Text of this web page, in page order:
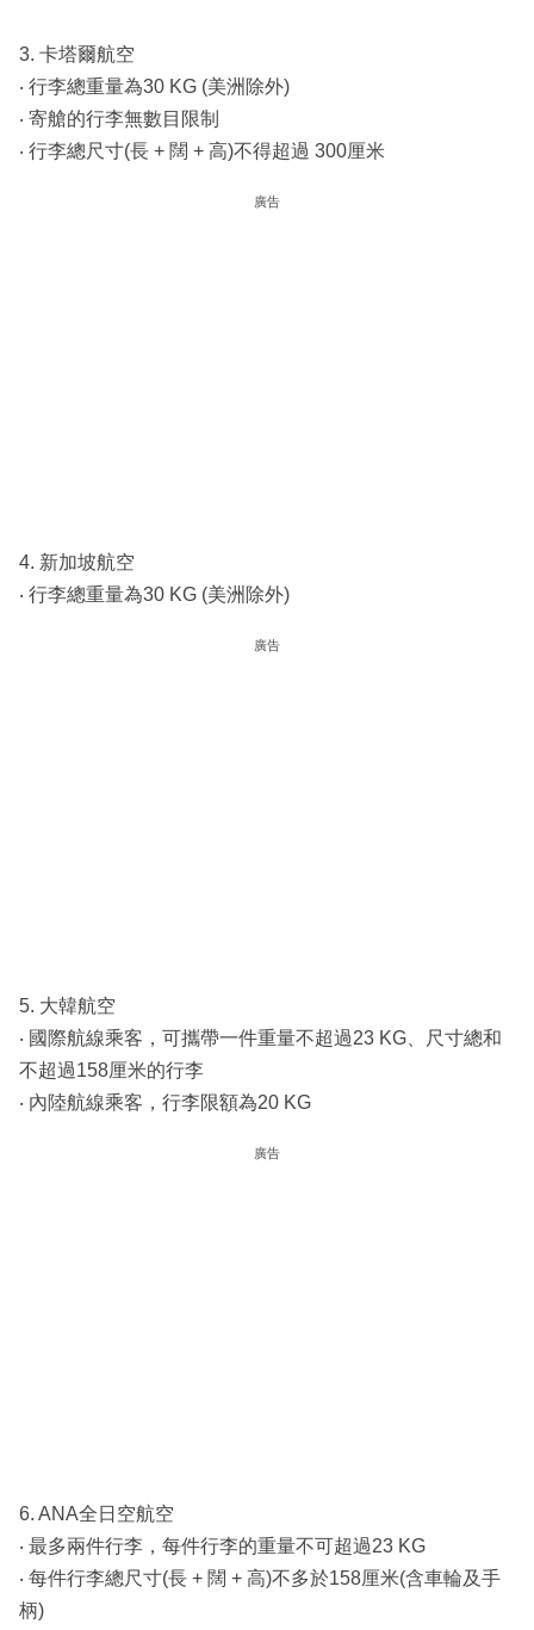
3. 卡塔爾航空
‧ 行李總重量為30 KG (美洲除外)
‧ 寄艙的行李無數目限制
‧ 行李總尺寸(長 + 闊 + 高)不得超過 300厘米
廣告
4. 新加坡航空
‧ 行李總重量為30 KG (美洲除外)
廣告
5. 大韓航空
‧ 國際航線乘客，可攜帶一件重量不超過23 KG、尺寸總和
不超過158厘米的行李
‧ 內陸航線乘客，行李限額為20 KG
廣告
6. ANA全日空航空
‧ 最多兩件行李，每件行李的重量不可超過23 KG
‧ 每件行李總尺寸(長 + 闊 + 高)不多於158厘米(含車輪及手
柄)